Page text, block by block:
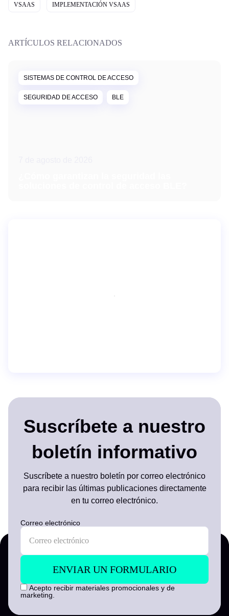
VSAAS IMPLEMENTACIÓN VSAAS
ARTÍCULOS RELACIONADOS
SISTEMAS DE CONTROL DE ACCESO
SEGURIDAD DE ACCESO BLE
Suscríbete a nuestro
boletín informativo
Suscríbete a nuestro boletín por correo electrónico
para recibir las últimas publicaciones directamente
en tu correo electrónico.
Correo electrónico
Acepto recibir materiales promocionales y de
marketing.